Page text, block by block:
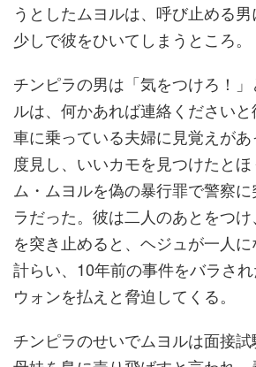
うとしたムヨルは、呼び止める
少しで彼をひいてしまうところ。
チンピラの男は「気をつけろ！
ルは、何かあれば連絡くださいと
車に乗っている夫婦に見覚えが
度見し、いいカモを見つけたと
ム・ムヨルを偽の暴行罪で警察
ラだった。彼は二人のあとをつ
を突き止めると、ヘジュが一人
計らい、10年前の事件をバラさ
ウォンを払えと脅迫してくる。
チンピラのせいでムヨルは面接試